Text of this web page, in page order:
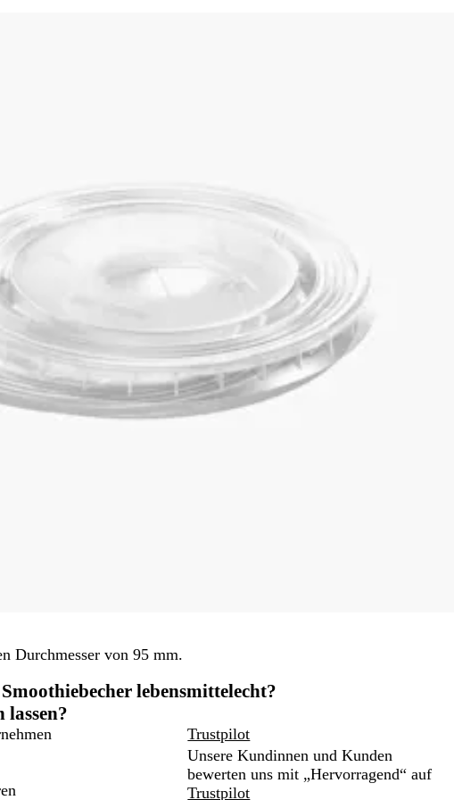
Durchmesser von 95 mm.
lebensmittelecht?
lassen?
Trustpilot
Unsere Kundinnen und Kunden
bewerten uns mit „Hervorragend“ auf
Trustpilot